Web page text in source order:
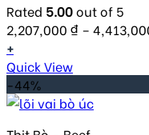
Rated 5.00out of 5
2,207,000 ₫ –
+
Quick View
-44%